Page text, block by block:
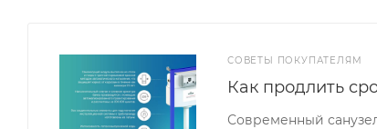
СОВЕТЫ ПОКУПАТЕЛЯМ
Как продлить
Современный